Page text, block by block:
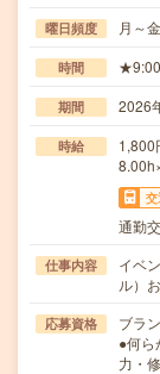
曜日頻度 月～
時間 ★9:00
期間 2026
時給
1,800
通勤
仕事内容
イベ
ル）
応募資格
ブラ
●何ら
力・